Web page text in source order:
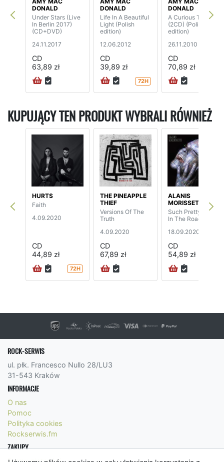
DONALD
Under Stars (Live
In Berlin 2017)
(CD+DVD)
24.11.2017
CD
63,89 zł
DONALD
Life In A Beautiful
Light (Polish
edition)
12.06.2012
CD
39,89 zł
72H
DONALD
A Curious Thing
(2CD) (Polish
edition)
26.11.2010
CD
70,89 zł
KUPUJĄCY TEN PRODUKT WYBRALI RÓWNIEŻ
HURTS
Faith
4.09.2020
CD
44,89 zł
72H
THE PINEAPPLE
THIEF
Versions Of The
Truth
4.09.2020
CD
67,89 zł
ALANIS
MORISSETTE
Such Pretty Forks
In The Road
18.09.2020
CD
54,89 zł
ROCK-SERWIS
ul. płk. Francesco Nullo 28/LU3
31-543 Kraków
INFORMACJE
O nas
Pomoc
Polityka cookies
Rockserwis.fm
ZAKUPY